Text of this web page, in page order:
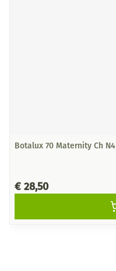
Botalux 70 Maternity Ch N4
€ 28,50